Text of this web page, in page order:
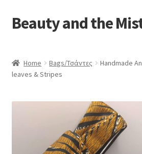
Skip
to
Skip
to
Beauty and the
Cart
Checkout
Home Bags/Τσάντες
Handmade
leaves & Stripes